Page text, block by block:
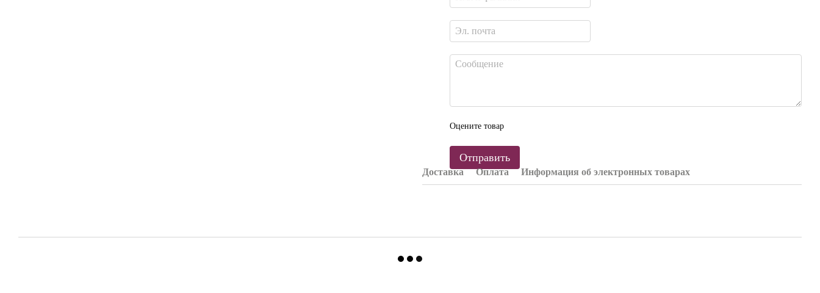
Оцените товар
Отправить
Доставка Оплата Информация об электронных товарах